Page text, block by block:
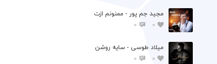
مجید جم پور - ممنونم ازت
0
0
میلاد طوسی - سایه روشن
0
0